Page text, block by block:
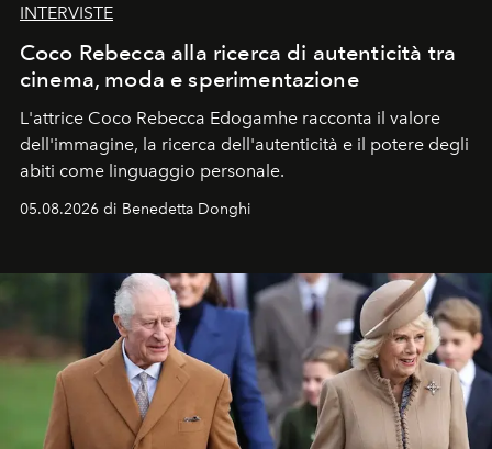
INTERVISTE
Coco Rebecca alla ricerca di autenticità tra
cinema, moda e sperimentazione
L'attrice Coco Rebecca Edogamhe racconta il valore
dell'immagine, la ricerca dell'autenticità e il potere degli
abiti come linguaggio personale.
05.08.2026 di Benedetta Donghi